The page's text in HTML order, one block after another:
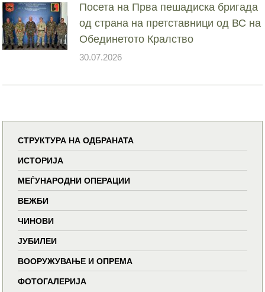
Посета на Прва пешадиска бригада
од страна на претставници од ВС на
Обединетото Кралство
30.07.2026
СТРУКТУРА НА ОДБРАНАТА
ИСТОРИЈА
МЕЃУНАРОДНИ ОПЕРАЦИИ
ВЕЖБИ
ЧИНОВИ
ЈУБИЛЕИ
ВООРУЖУВАЊЕ И ОПРЕМА
ФОТОГАЛЕРИЈА